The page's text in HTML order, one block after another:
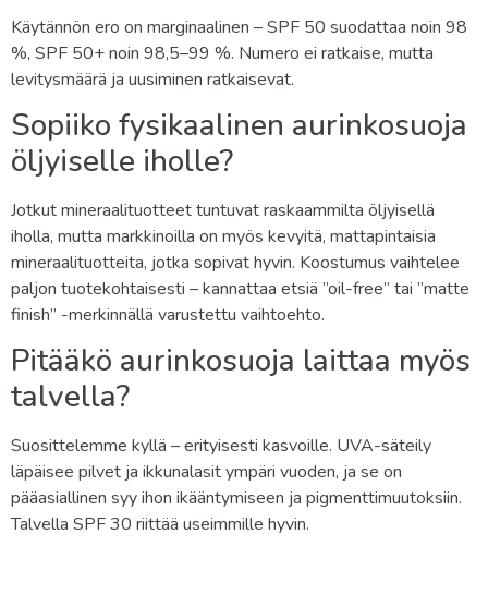
Käytännön ero on marginaalinen – SPF 50 suodattaa noin 98
%, SPF 50+ noin 98,5–99 %. Numero ei ratkaise, mutta
levitysmäärä ja uusiminen ratkaisevat.
Sopiiko fysikaalinen aurinkosuoja
öljyiselle iholle?
Jotkut mineraalituotteet tuntuvat raskaammilta öljyisellä
iholla, mutta markkinoilla on myös kevyitä, mattapintaisia
mineraalituotteita, jotka sopivat hyvin. Koostumus vaihtelee
paljon tuotekohtaisesti – kannattaa etsiä ”oil-free” tai ”matte
finish” -merkinnällä varustettu vaihtoehto.
Pitääkö aurinkosuoja laittaa myös
talvella?
Suosittelemme kyllä – erityisesti kasvoille. UVA-säteily
läpäisee pilvet ja ikkunalasit ympäri vuoden, ja se on
pääasiallinen syy ihon ikääntymiseen ja pigmenttimuutoksiin.
Talvella SPF 30 riittää useimmille hyvin.